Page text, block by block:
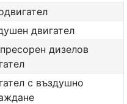
двигател
дизелов
с въздушно